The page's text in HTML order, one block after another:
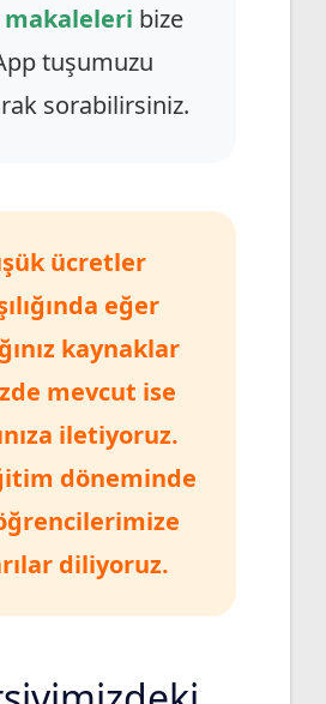
makaleleri bize
tuşumuzu
sorabilirsiniz.
ücretler
eğer
kaynaklar
mevcut ise
iletiyoruz.
döneminde
diliyoruz.